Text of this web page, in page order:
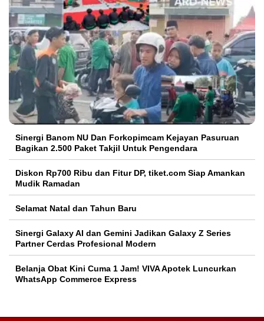
Sinergi Banom NU Dan Forkopimcam Kejayan Pasuruan
Bagikan 2.500 Paket Takjil Untuk Pengendara
Diskon Rp700 Ribu dan Fitur DP, tiket.com Siap Amankan
Mudik Ramadan
Selamat Natal dan Tahun Baru
Sinergi Galaxy AI dan Gemini Jadikan Galaxy Z Series
Partner Cerdas Profesional Modern
Belanja Obat Kini Cuma 1 Jam! VIVA Apotek Luncurkan
WhatsApp Commerce Express